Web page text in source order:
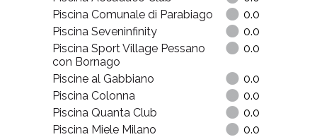
Piscina Comunale di Parabiago
0.0
Piscina Seveninfinity
0.0
Piscina Sport Village Pessano
con Bornago
0.0
Piscine al Gabbiano
0.0
Piscina Colonna
0.0
Piscina Quanta Club
0.0
Piscina Miele Milano
0.0